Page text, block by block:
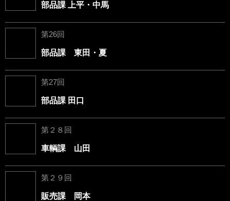
部品課 上平・中馬
第26回
部品課 東田・夏
第27回
部品課 田口
第２８回
車輌課 山田
第２９回
販売課 岡本